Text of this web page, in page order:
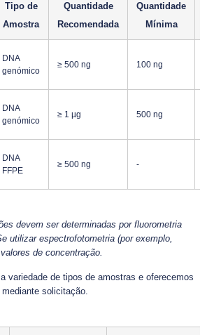
Tipo de
Amostra
Quantidade
Recomendada
Quantidade
Mínima
DNA
genómico
≥ 500 ng 100 ng
DNA
genómico
≥ 1 µg 500 ng
DNA
FFPE
≥ 500 ng -
devem ser determinadas por fluorometria
utilizar espectrofotometria (por exemplo,
de concentração.
variedade de tipos de amostras e oferecemos
solicitação.